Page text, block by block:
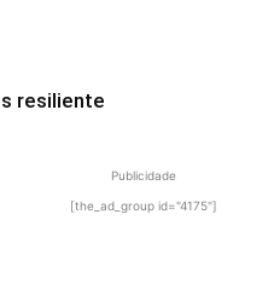
resiliente
Publicidade
[the_ad_group id="4175"]